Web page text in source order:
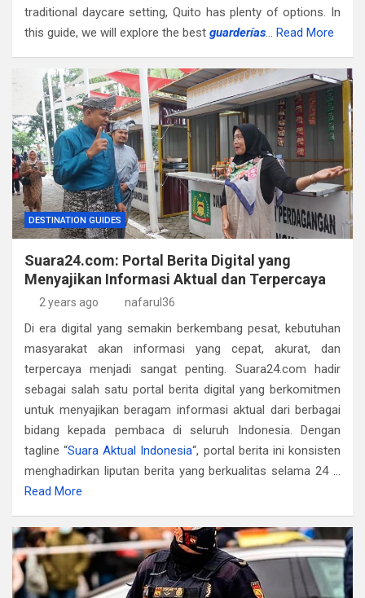
traditional daycare setting, Quito has plenty of options. In
this guide, we will explore the best guarderías… Read More
DESTINATION GUIDES
Suara24.com: Portal Berita Digital yang
Menyajikan Informasi Aktual dan Terpercaya
2 years ago nafarul36
Di era digital yang semakin berkembang pesat, kebutuhan
masyarakat akan informasi yang cepat, akurat, dan
terpercaya menjadi sangat penting. Suara24.com hadir
sebagai salah satu portal berita digital yang berkomitmen
untuk menyajikan beragam informasi aktual dari berbagai
bidang kepada pembaca di seluruh Indonesia. Dengan
tagline “Suara Aktual Indonesia“, portal berita ini konsisten
menghadirkan liputan berita yang berkualitas selama 24 …
Read More